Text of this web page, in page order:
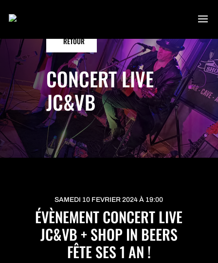
RETOUR
CONCERT LIVE
JC&VB
SAMEDI 10 FEVRIER 2024 À 19:00
ÉVÈNEMENT CONCERT LIVE
JC&VB + SHOP IN BEERS
FÊTE SES 1 AN !